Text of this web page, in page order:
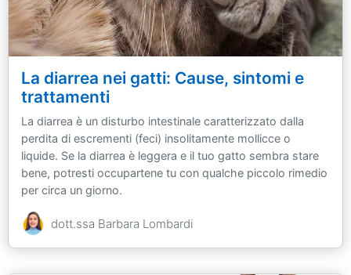
La diarrea nei gatti: Cause, sintomi e
trattamenti
La diarrea è un disturbo intestinale caratterizzato dalla
perdita di escrementi (feci) insolitamente mollicce o
liquide. Se la diarrea è leggera e il tuo gatto sembra stare
bene, potresti occupartene tu con qualche piccolo rimedio
per circa un giorno.
dott.ssa Barbara Lombardi